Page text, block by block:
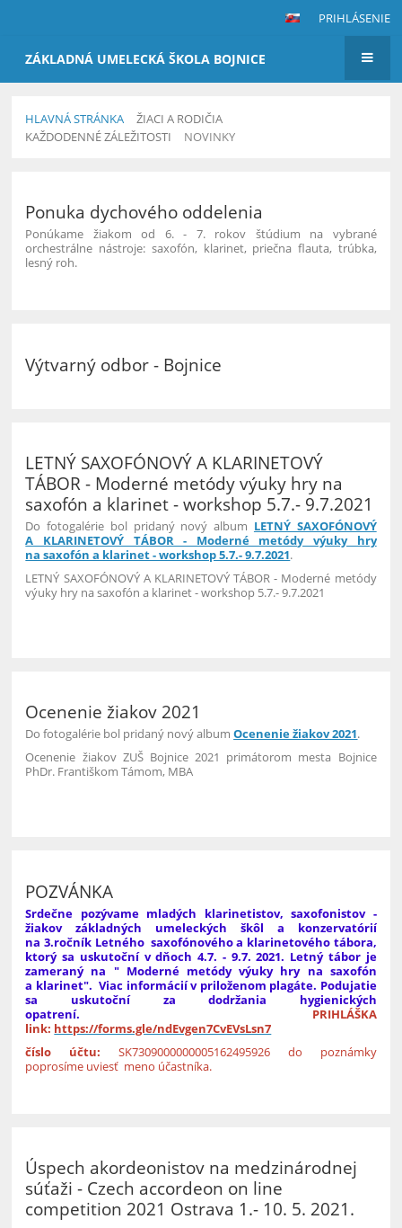
PRIHLÁSENIE
ZÁKLADNÁ UMELECKÁ ŠKOLA BOJNICE
HLAVNÁ STRÁNKA
ŽIACI A RODIČIA
KAŽDODENNÉ ZÁLEŽITOSTI
NOVINKY
Ponuka dychového oddelenia
Ponúkame žiakom od 6. - 7. rokov štúdium na vybrané
orchestrálne nástroje: saxofón, klarinet, priečna flauta, trúbka,
lesný roh.
Výtvarný odbor - Bojnice
LETNÝ SAXOFÓNOVÝ A KLARINETOVÝ
TÁBOR - Moderné metódy výuky hry na
saxofón a klarinet - workshop 5.7.- 9.7.2021
Do fotogalérie bol pridaný nový album LETNÝ SAXOFÓNOVÝ
A KLARINETOVÝ TÁBOR - Moderné metódy výuky hry
na saxofón a klarinet - workshop 5.7.- 9.7.2021.
LETNÝ SAXOFÓNOVÝ A KLARINETOVÝ TÁBOR - Moderné metódy
výuky hry na saxofón a klarinet - workshop 5.7.- 9.7.2021
Ocenenie žiakov 2021
Do fotogalérie bol pridaný nový albumOcenenie žiakov 2021.
Ocenenie žiakov ZUŠ Bojnice 2021 primátorom mesta Bojnice
PhDr. Františkom Támom, MBA
POZVÁNKA
Srdečne pozývame mladých klarinetistov, saxofonistov -
žiakov základných umeleckých škôl a konzervatórií
na 3.ročník Letného saxofónového a klarinetového tábora,
ktorý sa uskutoční v dňoch 4.7. - 9.7. 2021. Letný tábor je
zameraný na " Moderné metódy výuky hry na saxofón
a klarinet". Viac informácií v priloženom plagáte. Podujatie
sa uskutoční za dodržania hygienických
opatrení. PRIHLÁŠKA
link: https://forms.gle/ndEvgen7CvEVsLsn7
číslo účtu: SK7309000000005162495926 do poznámky
poprosíme uviesť meno účastníka.
Úspech akordeonistov na medzinárodnej
súťaži - Czech accordeon on line
competition 2021 Ostrava 1.- 10. 5. 2021.